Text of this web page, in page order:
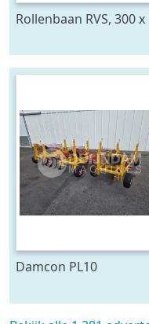
Rollenbaan RVS, 300 x
Damcon PL10
bomen